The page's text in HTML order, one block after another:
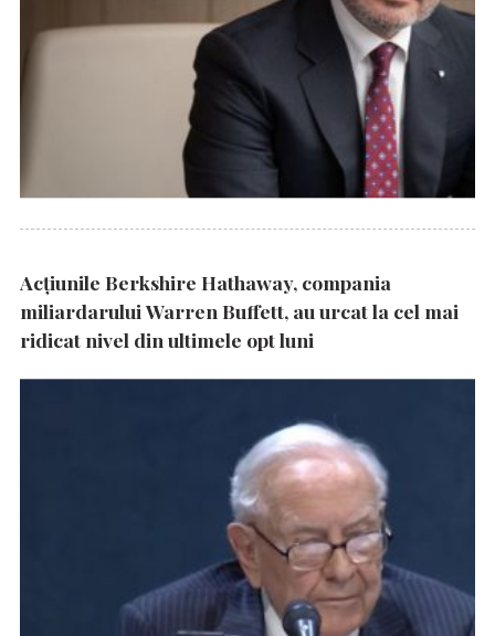
Acțiunile Berkshire Hathaway, compania
miliardarului Warren Buffett, au urcat la cel mai
ridicat nivel din ultimele opt luni